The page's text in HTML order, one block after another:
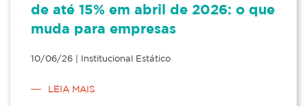
de até 15% em abril de 2026: o que
muda para empresas
10/06/26 | Institucional Estático
LEIA MAIS